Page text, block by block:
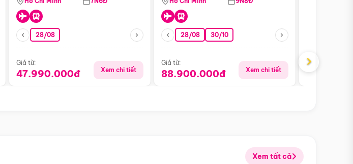
28/08
Giá từ:
47.990.000đ Xem chi tiết
Safari - Lodge
28/08 30/10
Giá từ:
88.900.000đ Xem chi tiết
Giá từ:
›
Xem tất cả